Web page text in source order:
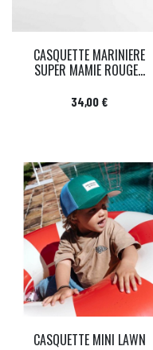
CASQUETTE MARINIERE
SUPER MAMIE ROUGE...
Prix
34,00 €
CASQUETTE MINI LAWN